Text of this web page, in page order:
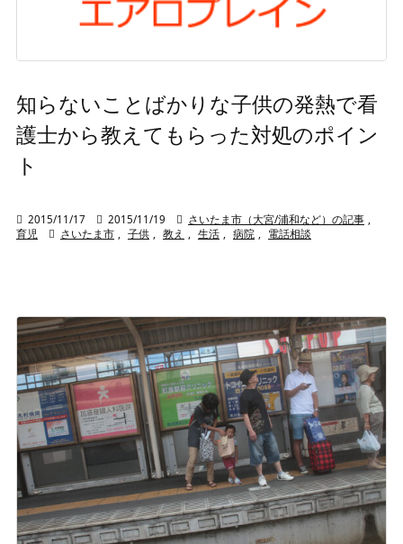
知らないことばかりな子供の発熱で看
護士から教えてもらった対処のポイン
ト
 2015/11/17  2015/11/19  さいたま市（大宮/浦和など）の記事
育児
 さいたま市 子供 教え 生活 病院 電話相談